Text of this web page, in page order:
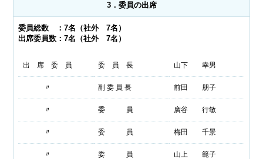
3．委員の出席
委員総数 ：7名（社外 7名）
出席委員数：7名（社外 7名）
出 席 委 員 委 員 長 山下 幸男
〃 副 委 員 長 前田 朋子
〃 委 員 廣谷 行敏
〃 委 員 梅田 千景
〃 委 員 山上 範子